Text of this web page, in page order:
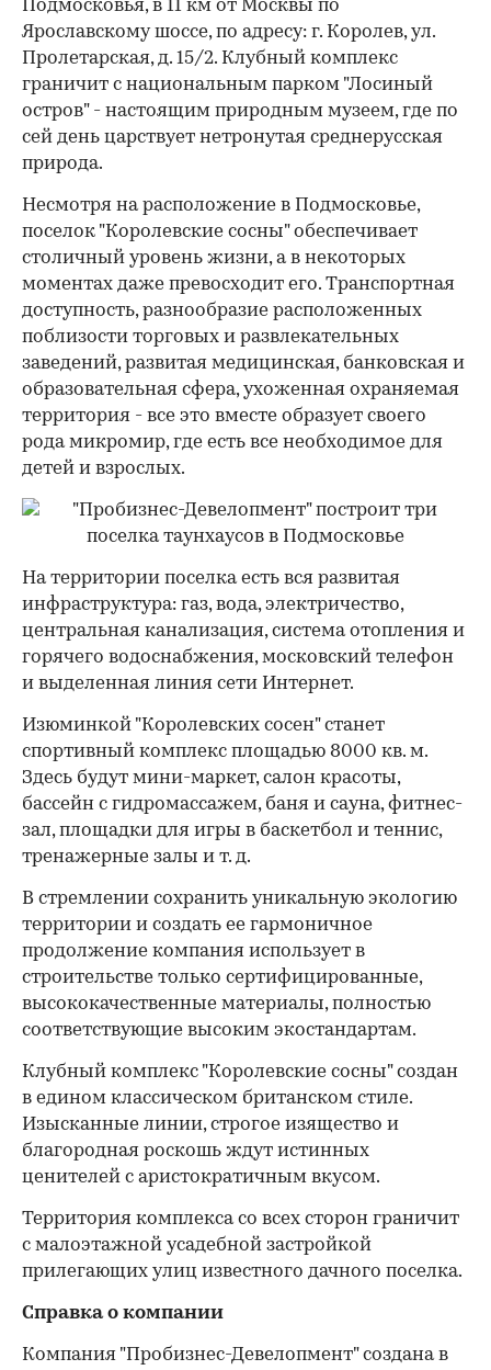
Подмосковья, в 11 км от Москвы по
Ярославскому шоссе, по адресу: г. Королев, ул.
Пролетарская, д. 15/2. Клубный комплекс
граничит с национальным парком "Лосиный
остров" - настоящим природным музеем, где по
сей день царствует нетронутая среднерусская
природа.
Несмотря на расположение в Подмосковье,
поселок "Королевские сосны" обеспечивает
столичный уровень жизни, а в некоторых
моментах даже превосходит его. Транспортная
доступность, разнообразие расположенных
поблизости торговых и развлекательных
заведений, развитая медицинская, банковская и
образовательная сфера, ухоженная охраняемая
территория - все это вместе образует своего
рода микромир, где есть все необходимое для
детей и взрослых.
На территории поселка есть вся развитая
инфраструктура: газ, вода, электричество,
центральная канализация, система отопления и
горячего водоснабжения, московский телефон
и выделенная линия сети Интернет.
Изюминкой "Королевских сосен" станет
спортивный комплекс площадью 8000 кв. м.
Здесь будут мини-маркет, салон красоты,
бассейн с гидромассажем, баня и сауна, фитнес-
зал, площадки для игры в баскетбол и теннис,
тренажерные залы и т. д.
В стремлении сохранить уникальную экологию
территории и создать ее гармоничное
продолжение компания использует в
строительстве только сертифицированные,
высококачественные материалы, полностью
соответствующие высоким экостандартам.
Клубный комплекс "Королевские сосны" создан
в едином классическом британском стиле.
Изысканные линии, строгое изящество и
благородная роскошь ждут истинных
ценителей с аристократичным вкусом.
Территория комплекса со всех сторон граничит
с малоэтажной усадебной застройкой
прилегающих улиц известного дачного поселка.
Справка о компании
Компания "Пробизнес-Девелопмент" создана в